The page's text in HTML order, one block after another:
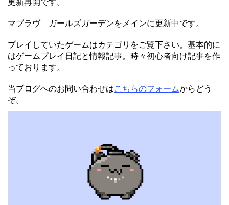
マブラヴ ガールズガーデンをメインに更新中です。
プレイしていたゲームはカテゴリをご覧下さい。基本的に
はゲームプレイ日記と情報記事。時々初心者向け記事を作
っております。
当ブログへのお問い合わせはこちらのフォームからどう
ぞ。